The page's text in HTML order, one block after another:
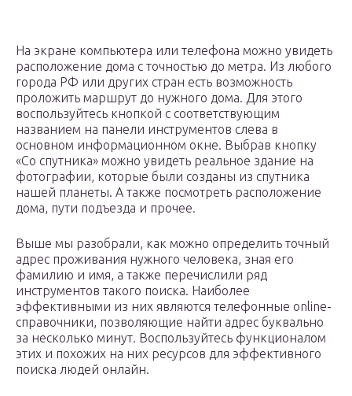
На экране компьютера или телефона можно увидеть
расположение дома с точностью до метра. Из любого
города РФ или других стран есть возможность
проложить маршрут до нужного дома. Для этого
воспользуйтесь кнопкой с соответствующим
названием на панели инструментов слева в
основном информационном окне. Выбрав кнопку
«Со спутника» можно увидеть реальное здание на
фотографии, которые были созданы из спутника
нашей планеты. А также посмотреть расположение
дома, пути подъезда и прочее.
Выше мы разобрали, как можно определить точный
адрес проживания нужного человека, зная его
фамилию и имя, а также перечислили ряд
инструментов такого поиска. Наиболее
эффективными из них являются телефонные online-
справочники, позволяющие найти адрес буквально
за несколько минут. Воспользуйтесь функционалом
этих и похожих на них ресурсов для эффективного
поиска людей онлайн.